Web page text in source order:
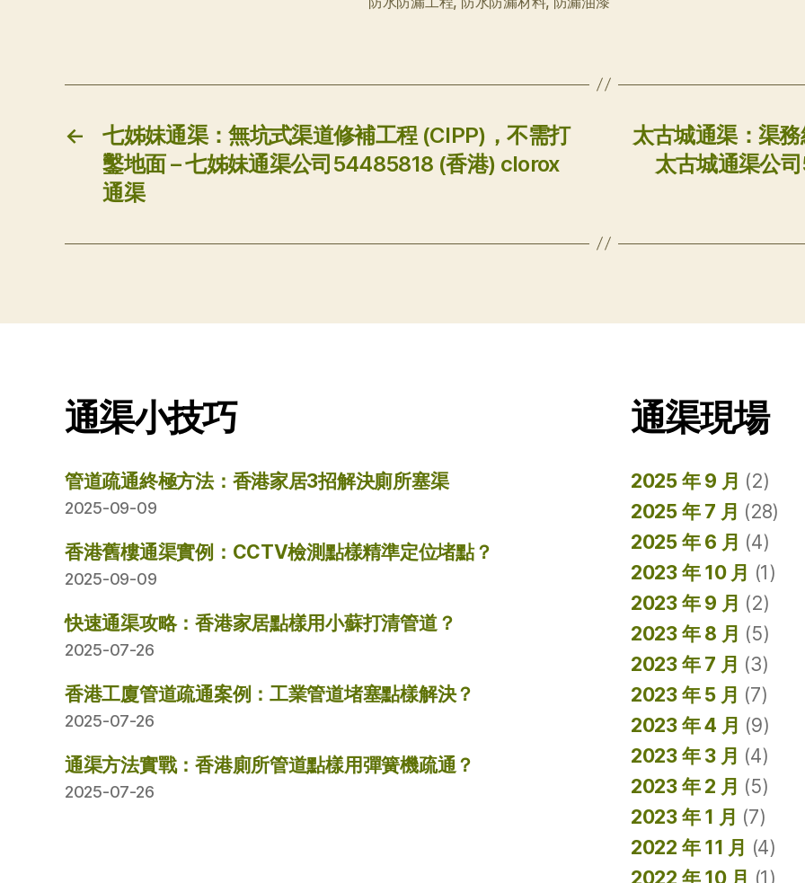
←
七姊妹通渠：無坑式渠道修補工程 (CIPP)，不需打
鑿地面 – 七姊妹通渠公司54485818 (香港) clorox
通渠
太古城通渠：渠
太古城通渠公
通渠小技巧
管道疏通終極方法：香港家居3招解決廁所塞渠
2025-09-09
香港舊樓通渠實例：CCTV檢測點樣精準定位堵點？
2025-09-09
快速通渠攻略：香港家居點樣用小蘇打清管道？
2025-07-26
香港工廈管道疏通案例：工業管道堵塞點樣解決？
2025-07-26
通渠方法實戰：香港廁所管道點樣用彈簧機疏通？
2025-07-26
通渠現場
2025 年 9 月 (2)
2025 年 7 月 (28)
2025 年 6 月 (4)
2023 年 10 月 (1)
2023 年 9 月 (2)
2023 年 8 月 (5)
2023 年 7 月 (3)
2023 年 5 月 (7)
2023 年 4 月 (9)
2023 年 3 月 (4)
2023 年 2 月 (5)
2023 年 1 月 (7)
2022 年 11 月 (4)
2022 年 10 月 (1)